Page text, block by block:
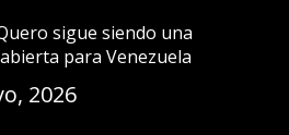
sigue siendo una
para Venezuela
2026